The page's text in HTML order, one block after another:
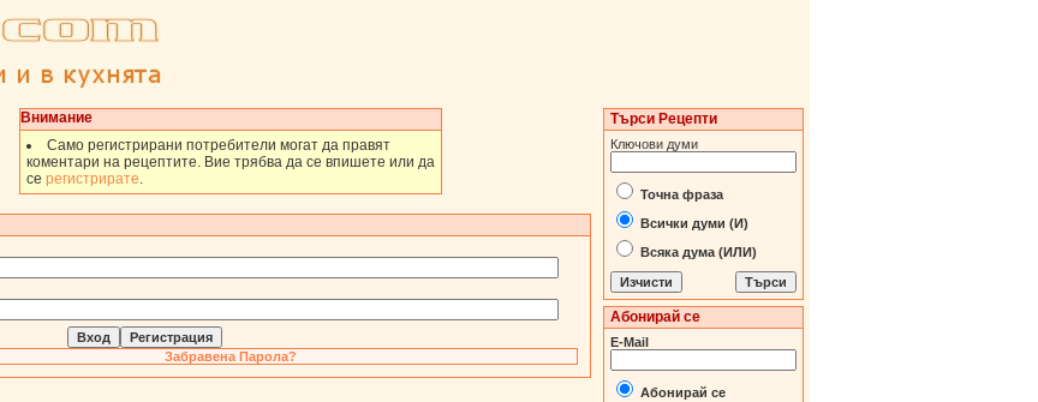
Внимание
Само регистрирани потребители могат да правят
коментари на рецептите. Вие трябва да се впишете или да
се регистрирате.
Забравена Парола?
Търси Рецепти
Ключови думи
Точна фраза
Всички думи (И)
Всяка дума (ИЛИ)
Абонирай се
E-Mail
Абонирай се